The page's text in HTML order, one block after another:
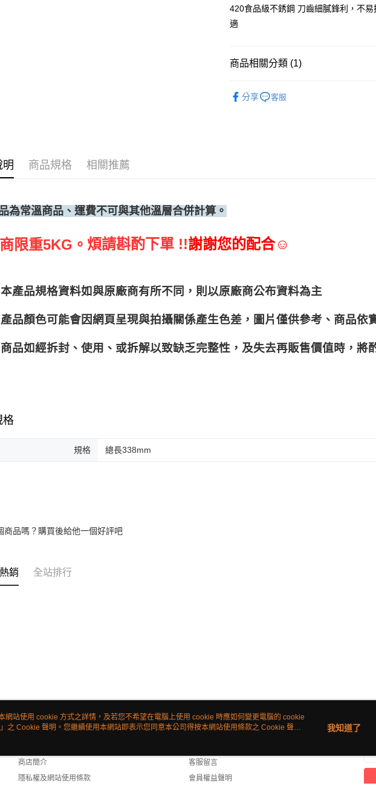
每筆NT$250
420食品級不銹鋼 刀齒細膩鋒利，不
適
商品相關分類 (1)
分享
客服
明 商品規格 相關推薦
為常溫商品、運費不可與其他溫層合併計算。
限重5KG。 煩請斟酌下單 !!謝謝您的配合☺
本產品規格資料如與原廠商有所不同，則以原廠商公布資料為主
產品顏色可能會因網頁呈現與拍攝關係產生色差，圖片僅供參考、商品依
商品如經拆封、使用、或拆解以致缺乏完整性，及失去再販售價值時，將
格
規格 總長338mm
商品嗎？購買後給他一個好評吧
銷 全站排行
關於我們
商店簡介
隱私權及網站使用條款
客服資訊
客服留言
會員權益聲明
網站使用 cookie 方式之詳情，及若您不希望在電腦上使用 cookie 時應如何變更電腦的 cookie
」之 Cookie 聲明。您繼續使用本網站即表示您同意本公司得按本網站使用條款之 Cookie 聲明
我知道了